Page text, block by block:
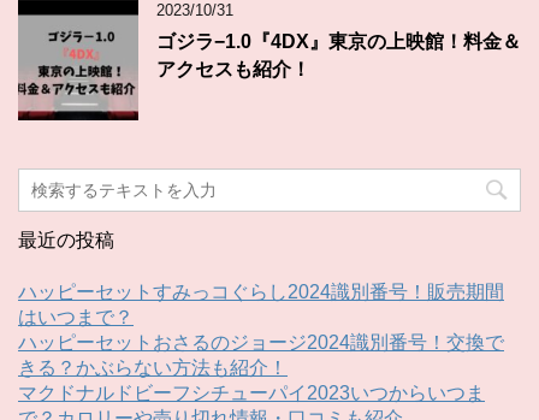
2023/10/31
ゴジラ−1.0『4DX』東京の上映館！料金＆
アクセスも紹介！
最近の投稿
ハッピーセットすみっコぐらし2024識別番号！販売期間
はいつまで？
ハッピーセットおさるのジョージ2024識別番号！交換で
きる？かぶらない方法も紹介！
マクドナルドビーフシチューパイ2023いつからいつま